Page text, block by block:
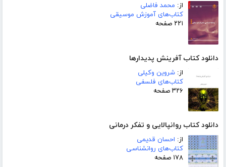
از: محمد فاضلی
کتاب‌های آموزش موسیقی
۲۲۱ صفحه
دانلود کتاب آفرینش پدیدارها
از: شروین وکیلی
کتاب‌های فلسفی
۳۲۶ صفحه
دانلود کتاب روانپالایی و تفکر درمانی
از: احسان قدیمی
کتاب‌های روانشناسی
۱۷۸ صفحه